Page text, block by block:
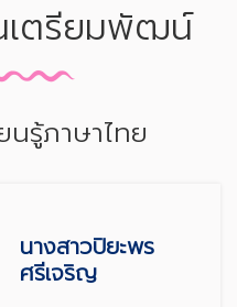
เตรียมพัฒน์
นรู้ภาษาไทย
นางสาวปิยะพร
ศรีเจริญ